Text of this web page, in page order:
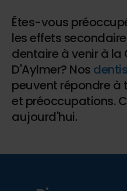
Êtes-vous
les effets
dentaire à venir à la
D'Aylmer? Nos
peuvent répondre à
et préoccupations.
aujourd'hui.